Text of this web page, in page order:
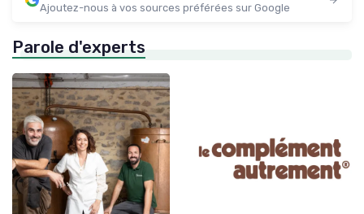
Ajoutez-nous à vos sources préférées sur Google
Parole d'experts